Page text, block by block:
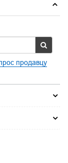
продавцу